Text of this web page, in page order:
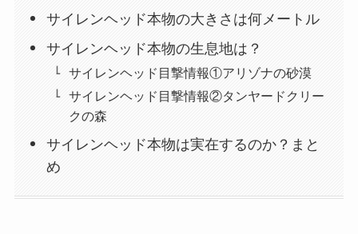
サイレンヘッド本物の大きさは何メートル
サイレンヘッド本物の生息地は？
サイレンヘッド目撃情報①アリゾナの砂漠
サイレンヘッド目撃情報②タンヤードクリー
クの森
サイレンヘッド本物は実在するのか？まと
め